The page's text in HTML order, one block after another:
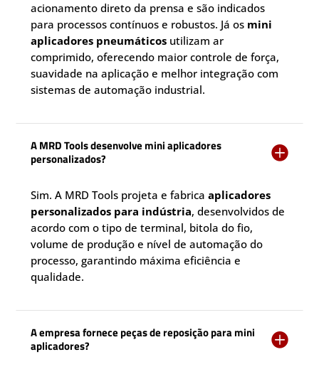
acionamento direto da prensa e são indicados
para processos contínuos e robustos. Já os mini
aplicadores pneumáticos utilizam ar
comprimido, oferecendo maior controle de força,
suavidade na aplicação e melhor integração com
sistemas de automação industrial.
A MRD Tools desenvolve mini aplicadores
personalizados?

Sim. A MRD Tools projeta e fabricaaplicadores
personalizados para indústria, desenvolvidos de
acordo com o tipo de terminal, bitola do fio,
volume de produção e nível de automação do
processo, garantindo máxima eficiência e
qualidade.
A empresa fornece peças de reposição para mini
aplicadores?
